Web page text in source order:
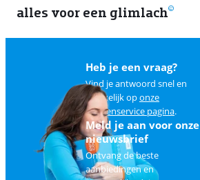
alles voor een glimlach
Heb je een vraag?
Vind je antwoord snel en
makkelijk oponze
klantenservice pagina.
Meld je aan voor onze
nieuwsbrief
Ontvang de beste
aanbiedingen en